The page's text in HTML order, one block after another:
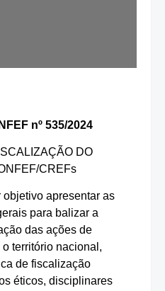
nº 535/2024
DO
CREFs
objetivo apresentar as
para balizar a
das ações de
território nacional,
de fiscalização
éticos, disciplinares